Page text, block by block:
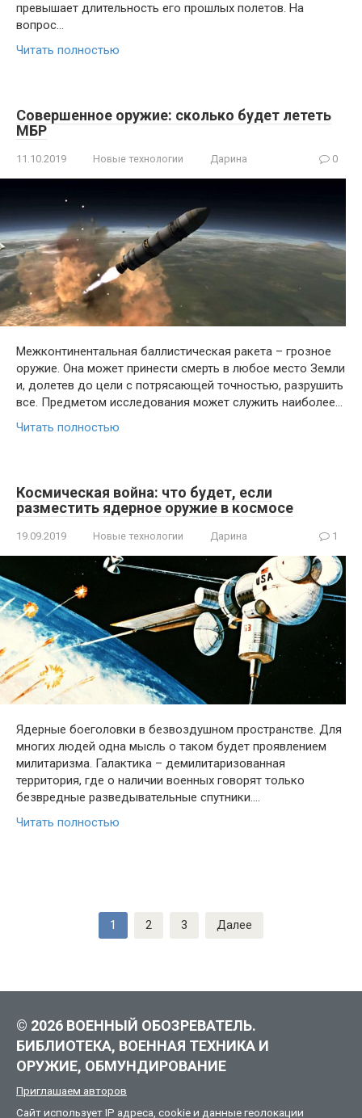
превышает длительность его прошлых полетов. На
вопрос…
Читать полностью
Совершенное оружие: сколько будет лететь
МБР
11.10.2019 Новые технологии Дарина 0
Межконтинентальная баллистическая ракета – грозное
оружие. Она может принести смерть в любое место Земли
и, долетев до цели с потрясающей точностью, разрушить
все. Предметом исследования может служить наиболее…
Читать полностью
Космическая война: что будет, если
разместить ядерное оружие в космосе
19.09.2019 Новые технологии Дарина 1
Ядерные боеголовки в безвоздушном пространстве. Для
многих людей одна мысль о таком будет проявлением
милитаризма. Галактика – демилитаризованная
территория, где о наличии военных говорят только
безвредные разведывательные спутники….
Читать полностью
1 2 3 Далее
© 2026 ВОЕННЫЙ ОБОЗРЕВАТЕЛЬ.
БИБЛИОТЕКА, ВОЕННАЯ ТЕХНИКА И
ОРУЖИЕ, ОБМУНДИРОВАНИЕ
Приглашаем авторов
Сайт использует IP адреса, cookie и данные геолокации